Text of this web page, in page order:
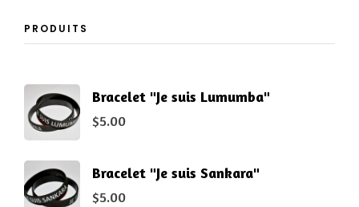
PRODUITS
Bracelet "Je suis Lumumba"
$5.00
Bracelet "Je suis Sankara"
$5.00